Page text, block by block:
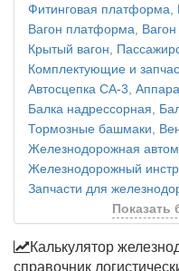
Фитинговая платформа,
Вагон платформа,
Крытый вагон,
Комплектующие и
Автосцепка СА-3,
Балка надрессорная,
Тормозные башмаки,
Железнодорожная
Железнодорожный
Запчасти для
Показать
Калькулятор
справочник